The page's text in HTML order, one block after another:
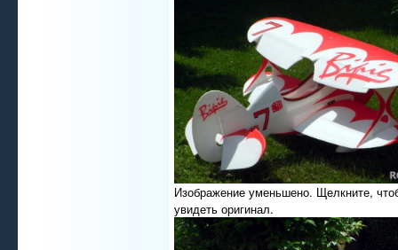
Изображение уменьшено. Щелкните,
увидеть оригинал.